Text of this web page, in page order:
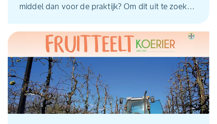
middel dan voor de praktijk? Om dit uit te zoeken
(Zld.) samen met toeleverancier Van Wesemael
een praktijkproef op, waarbij Luna Care is ingezet
op een hectare peren met relatief veel dode
knoppen.